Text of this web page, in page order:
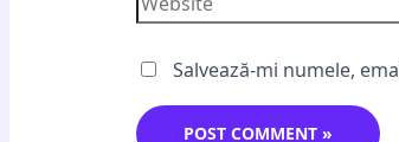
Salvează-mi numele,